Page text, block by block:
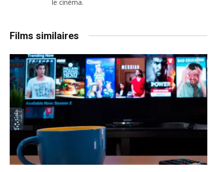
le cinéma.
Films similaires